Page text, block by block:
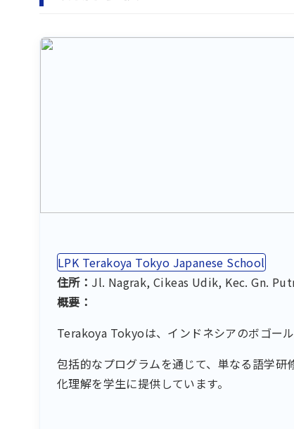
LPK Terakoya Tokyo Japanese School
住所： Jl. Nagrak, Cikeas Udik, Kec. Gn.
概要：
Terakoya Tokyoは、インドネシアのボゴー
包括的なプログラムを通じて、単なる語学
化理解を学生に提供しています。